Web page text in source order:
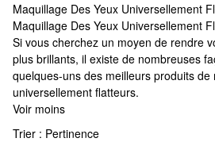
Maquillage Des Yeux Universellement
Maquillage Des Yeux Universellement
Maquillage Des Yeux Universellement
Si vous cherchez un moyen de rendre
plus brillants, il existe de nombreuses
quelques-uns des meilleurs produits
universellement flatteurs.
Voir moins
Trier : Pertinence